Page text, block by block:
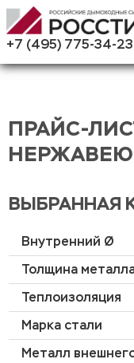
+7 (495) 775-34-23
ПРАЙС-
ВЫБРАННАЯ
Внутренний Ø
Толщина
Теплоизоляция
Марка стали
Металл